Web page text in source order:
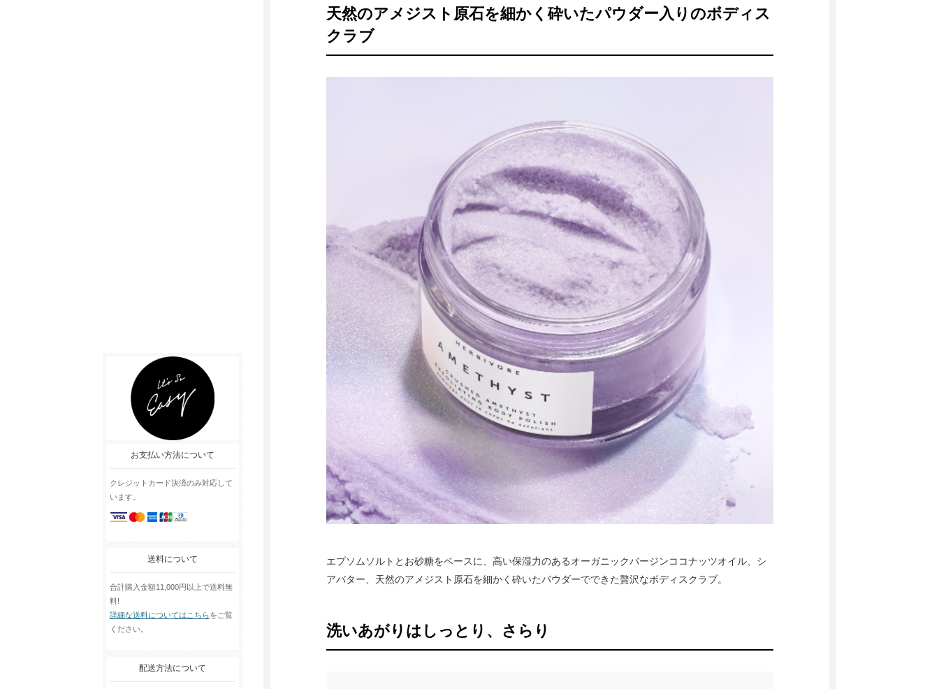
お支払い方法について
クレジットカード決済のみ対応して
います。
送料について
合計購入金額11,000円以上で送料無
料!
詳細な送料についてはこちらをご覧
ください。
配送方法について
天然のアメジスト原石を細かく砕いたパウダー入りのボディス
クラブ
エプソムソルトとお砂糖をベースに、高い保湿力のあるオーガニックバージンココナッツオイル、シ
アバター、天然のアメジスト原石を細かく砕いたパウダーでできた贅沢なボディスクラブ。
洗いあがりはしっとり、さらり